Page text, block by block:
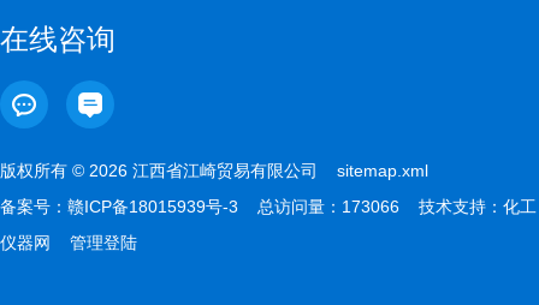
在线咨询
版权所有 © 2026 江西省江崎贸易有限公司 sitemap.xml
备案号： 赣ICP备18015939号-3 总访问量：173066 技术支持： 化工
仪器网
管理登陆